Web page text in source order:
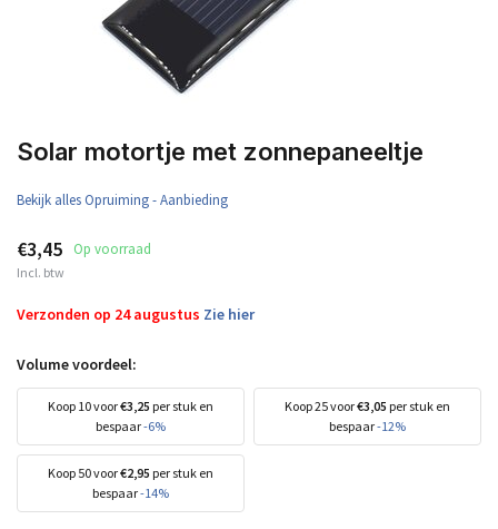
Solar motortje met zonnepaneeltje
Bekijk alles Opruiming - Aanbieding
€3,45 Op voorraad
Incl. btw
Verzonden op 24 augustus Zie hier
Volume voordeel:
Koop 10 voor€3,25 per stuk en
bespaar-6%
Koop 25 voor€3,05 per stuk en
bespaar-12%
Koop 50 voor€2,95 per stuk en
bespaar-14%